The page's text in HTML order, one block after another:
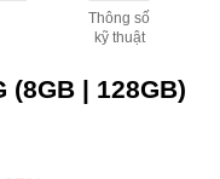
Thông số
kỹ thuật
(8GB | 128GB)